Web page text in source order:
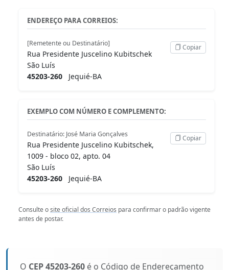
ENDEREÇO PARA CORREIOS:
[Remetente ou Destinatário]
Rua Presidente Juscelino Kubitschek
São Luís
45203-260 Jequié-BA
Copiar
EXEMPLO COM NÚMERO E COMPLEMENTO:
Destinatário: José Maria Gonçalves
Rua Presidente Juscelino Kubitschek,
1009 - bloco 02, apto. 04
São Luís
45203-260 Jequié-BA
Copiar
Consulte osite oficial dos Correios para confirmar o padrão vigente
antes de postar.
O CEP 45203-260 é o Código de Endereçamento